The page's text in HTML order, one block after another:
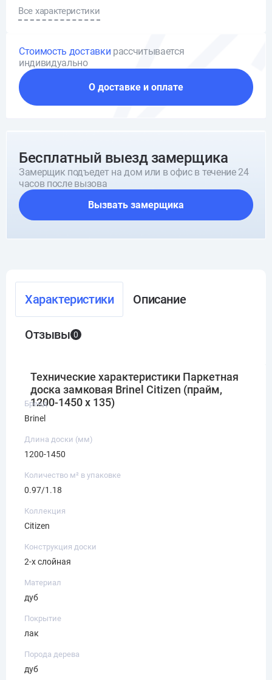
Все характеристики
Стоимость доставки рассчитывается
индивидуально
О доставке и оплате
Бесплатный выезд замерщика
Замерщик подъедет на дом или в офис в течение 24
часов после вызова
Вызвать замерщика
Характеристики Описание
Отзывы 0
Технические характеристики Паркетная
доска замковая Brinel Citizen (прайм,
1200-1450 х 135)
Бренд
Brinel
Длина доски (мм)
1200-1450
Количество м² в упаковке
0.97/1.18
Коллекция
Citizen
Конструкция доски
2-х слойная
Материал
дуб
Покрытие
лак
Порода дерева
дуб